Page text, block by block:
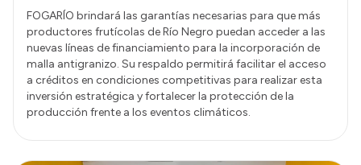
FOGARÍO brindará las garantías necesarias para que más
productores frutícolas de Río Negro puedan acceder a las
nuevas líneas de financiamiento para la incorporación de
malla antigranizo. Su respaldo permitirá facilitar el acceso
a créditos en condiciones competitivas para realizar esta
inversión estratégica y fortalecer la protección de la
producción frente a los eventos climáticos.